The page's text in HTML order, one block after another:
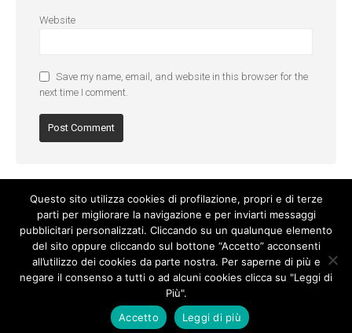
Website
Save my name, email, and website in this browser for the
next time I comment.
Privacy Policy
© Copyright 2017. All Rights Reserved.
Questo sito utilizza cookies di profilazione, propri e di terze
parti per migliorare la navigazione e per inviarti messaggi
pubblicitari personalizzati. Cliccando su un qualunque elemento
del sito oppure cliccando sul bottone “Accetto” acconsenti
all’utilizzo dei cookies da parte nostra. Per saperne di più e
negare il consenso a tutti o ad alcuni cookies clicca su "Leggi di
Più".
Accetto
Leggi di più